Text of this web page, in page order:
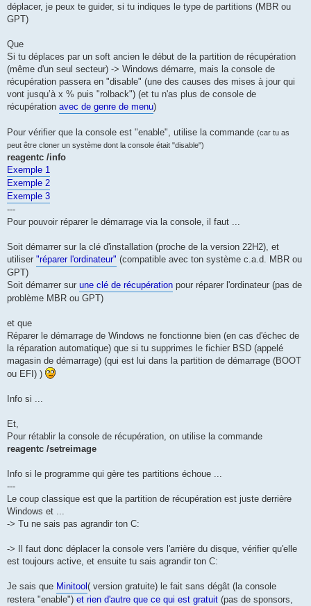
déplacer, je peux te guider, si tu indiques le type de partitions (MBR ou
GPT)
Que
Si tu déplaces par un soft ancien le début de la partition de récupération
(même d'un seul secteur) -> Windows démarre, mais la console de
récupération passera en "disable" (une des causes des mises à jour qui
vont jusqu’à x % puis "rolback") (et tu n'as plus de console de
récupération avec de genre de menu)
Pour vérifier que la console est "enable", utilise la commande (car tu as
peut être cloner un système dont la console était "disable")
reagentc /info
Exemple 1
Exemple 2
Exemple 3
---
Pour pouvoir réparer le démarrage via la console, il faut ...
Soit démarrer sur la clé d'installation (proche de la version 22H2), et
utiliser "réparer l'ordinateur" (compatible avec ton système c.a.d. MBR ou
GPT)
Soit démarrer sur une clé de récupération pour réparer l'ordinateur (pas de
problème MBR ou GPT)
et que
Réparer le démarrage de Windows ne fonctionne bien (en cas d'échec de
la réparation automatique) que si tu supprimes le fichier BSD (appelé
magasin de démarrage) (qui est lui dans la partition de démarrage (BOOT
ou EFI) )
Info si ...
Et,
Pour rétablir la console de récupération, on utilise la commande
reagentc /setreimage
Info si le programme qui gère tes partitions échoue ...
---
Le coup classique est que la partition de récupération est juste derrière
Windows et ...
-> Tu ne sais pas agrandir ton C:
-> Il faut donc déplacer la console vers l'arrière du disque, vérifier qu'elle
est toujours active, et ensuite tu sais agrandir ton C:
Je sais que Minitool ( version gratuite) le fait sans dégât (la console
restera "enable") et rien d'autre que ce qui est gratuit (pas de sponsors,